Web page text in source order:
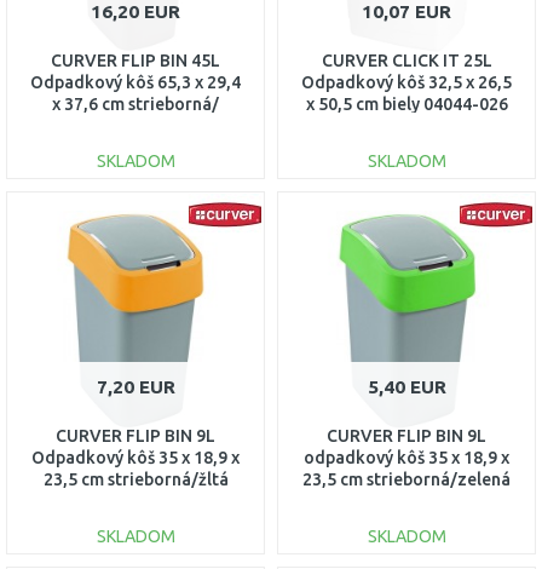
16,20 EUR
CURVER FLIP BIN 45L
Odpadkový kôš 65,3 x 29,4
x 37,6 cm strieborná/
SKLADOM
DO KOŠÍKA
Porovnať
10,07 EUR
CURVER CLICK IT 25L
Odpadkový kôš 32,5 x 26,5
x 50,5 cm biely 04044-026
SKLADOM
DO KOŠÍKA
Porovnať
7,20 EUR
CURVER FLIP BIN 9L
Odpadkový kôš 35 x 18,9 x
23,5 cm strieborná/žltá
SKLADOM
5,40 EUR
CURVER FLIP BIN 9L
odpadkový kôš 35 x 18,9 x
23,5 cm strieborná/zelená
SKLADOM